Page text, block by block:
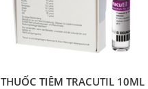
THUỐC TIÊM TRACUTIL 10ML